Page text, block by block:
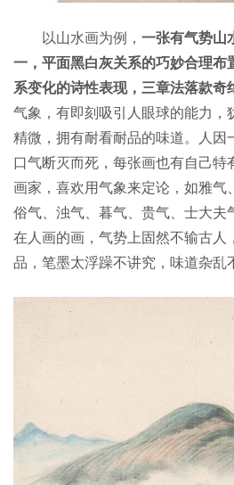
以山水画为例， 一张有气势山
一，平面黑白灰关系的巧妙合理布
系变化的诗性表现，三章法落款奇
气象，有即刻吸引人眼球的能力，
精微，拥有耐看耐品的味道。人因
口气断灭而死，每张画也有自己
画家，喜欢用气象来定论，如雅气
俗气、浊气、暮气、贵气、士大
在人画的画，气势上固然不输古人
品，笔墨太浮躁不讲究，味道杂乱